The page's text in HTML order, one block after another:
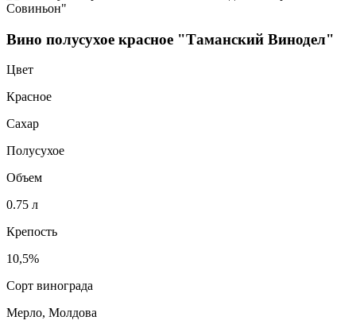
Вино полусухое красное "Таманский Винодел"
Цвет
Красное
Сахар
Полусухое
Объем
0.75 л
Крепость
10,5%
Сорт винограда
Мерло, Молдова